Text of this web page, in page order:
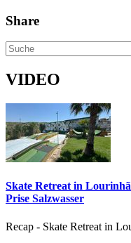
Share
VIDEO
Skate Retreat in
Prise Salzwasser
Recap - Skate Retreat in